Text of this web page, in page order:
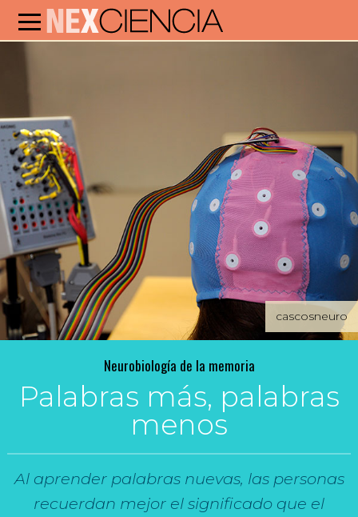
cascosneuro
Neurobiología de la memoria
Palabras más, palabras
menos
Al aprender palabras nuevas, las personas
recuerdan mejor el significado que el